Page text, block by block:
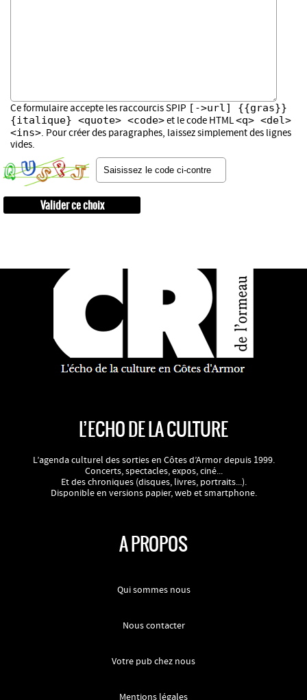
Ce formulaire accepte les raccourcis SPIP [->url] {{gras}}
{italique} <quote> <code>et le code HTML<q> <del>
<ins>. Pour créer des paragraphes, laissez simplement des lignes
vides.
L’ECHO DE LA CULTURE
L’agenda culturel des sorties en Côtes d’Armor depuis 1999.
Concerts, spectacles, expos, ciné...
Et des chroniques (disques, livres, portraits...).
Disponible en versions papier, web et smartphone.
A PROPOS
Qui sommes nous
Nous contacter
Votre pub chez nous
Mentions légales